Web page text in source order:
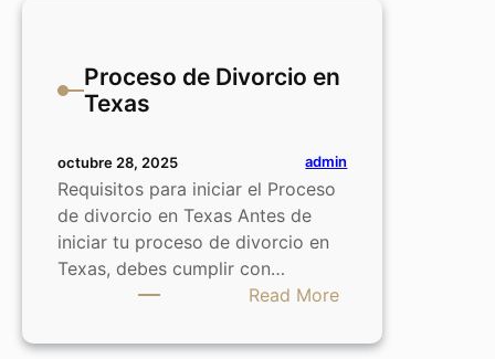
en
en
Proceso de Divorcio en
Texas
octubre 28, 2025 admin
Requisitos para iniciar el Proceso
de divorcio en Texas Antes de
iniciar tu proceso de divorcio en
Texas, debes cumplir con…
Read More:
de